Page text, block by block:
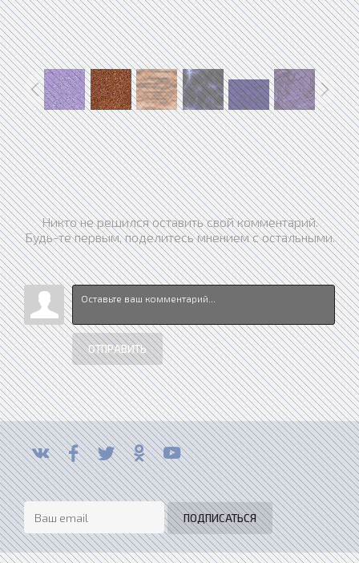
Никто не решился оставить свой комментарий.
Будь-те первым, поделитесь мнением с остальными.
ОТПРАВИТЬ